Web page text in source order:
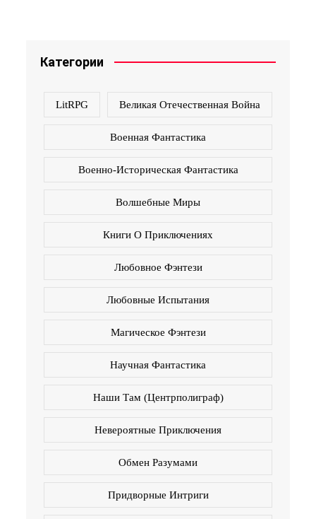
Категории
LitRPG Великая Отечественная Война
Военная Фантастика
Военно-Историческая Фантастика
Волшебные Миры
Книги О Приключениях
Любовное Фэнтези
Любовные Испытания
Магическое Фэнтези
Научная Фантастика
Наши Там (Центрполиграф)
Невероятные Приключения
Обмен Разумами
Придворные Интриги